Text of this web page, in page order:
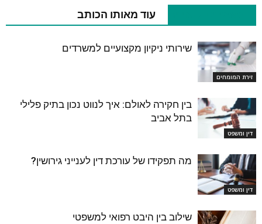
עוד מאותו הכותב
זירת המומחים
שירותי ניקיון מקצועיים למשרדים
דין ומשפט
בין חקירה לאולם: איך לנווט נכון בתיק פלילי
בתל אביב
דין ומשפט
מה תפקידו של עורכת דין לענייני גירושין?
שילוב בין היבט רפואי למשפטי